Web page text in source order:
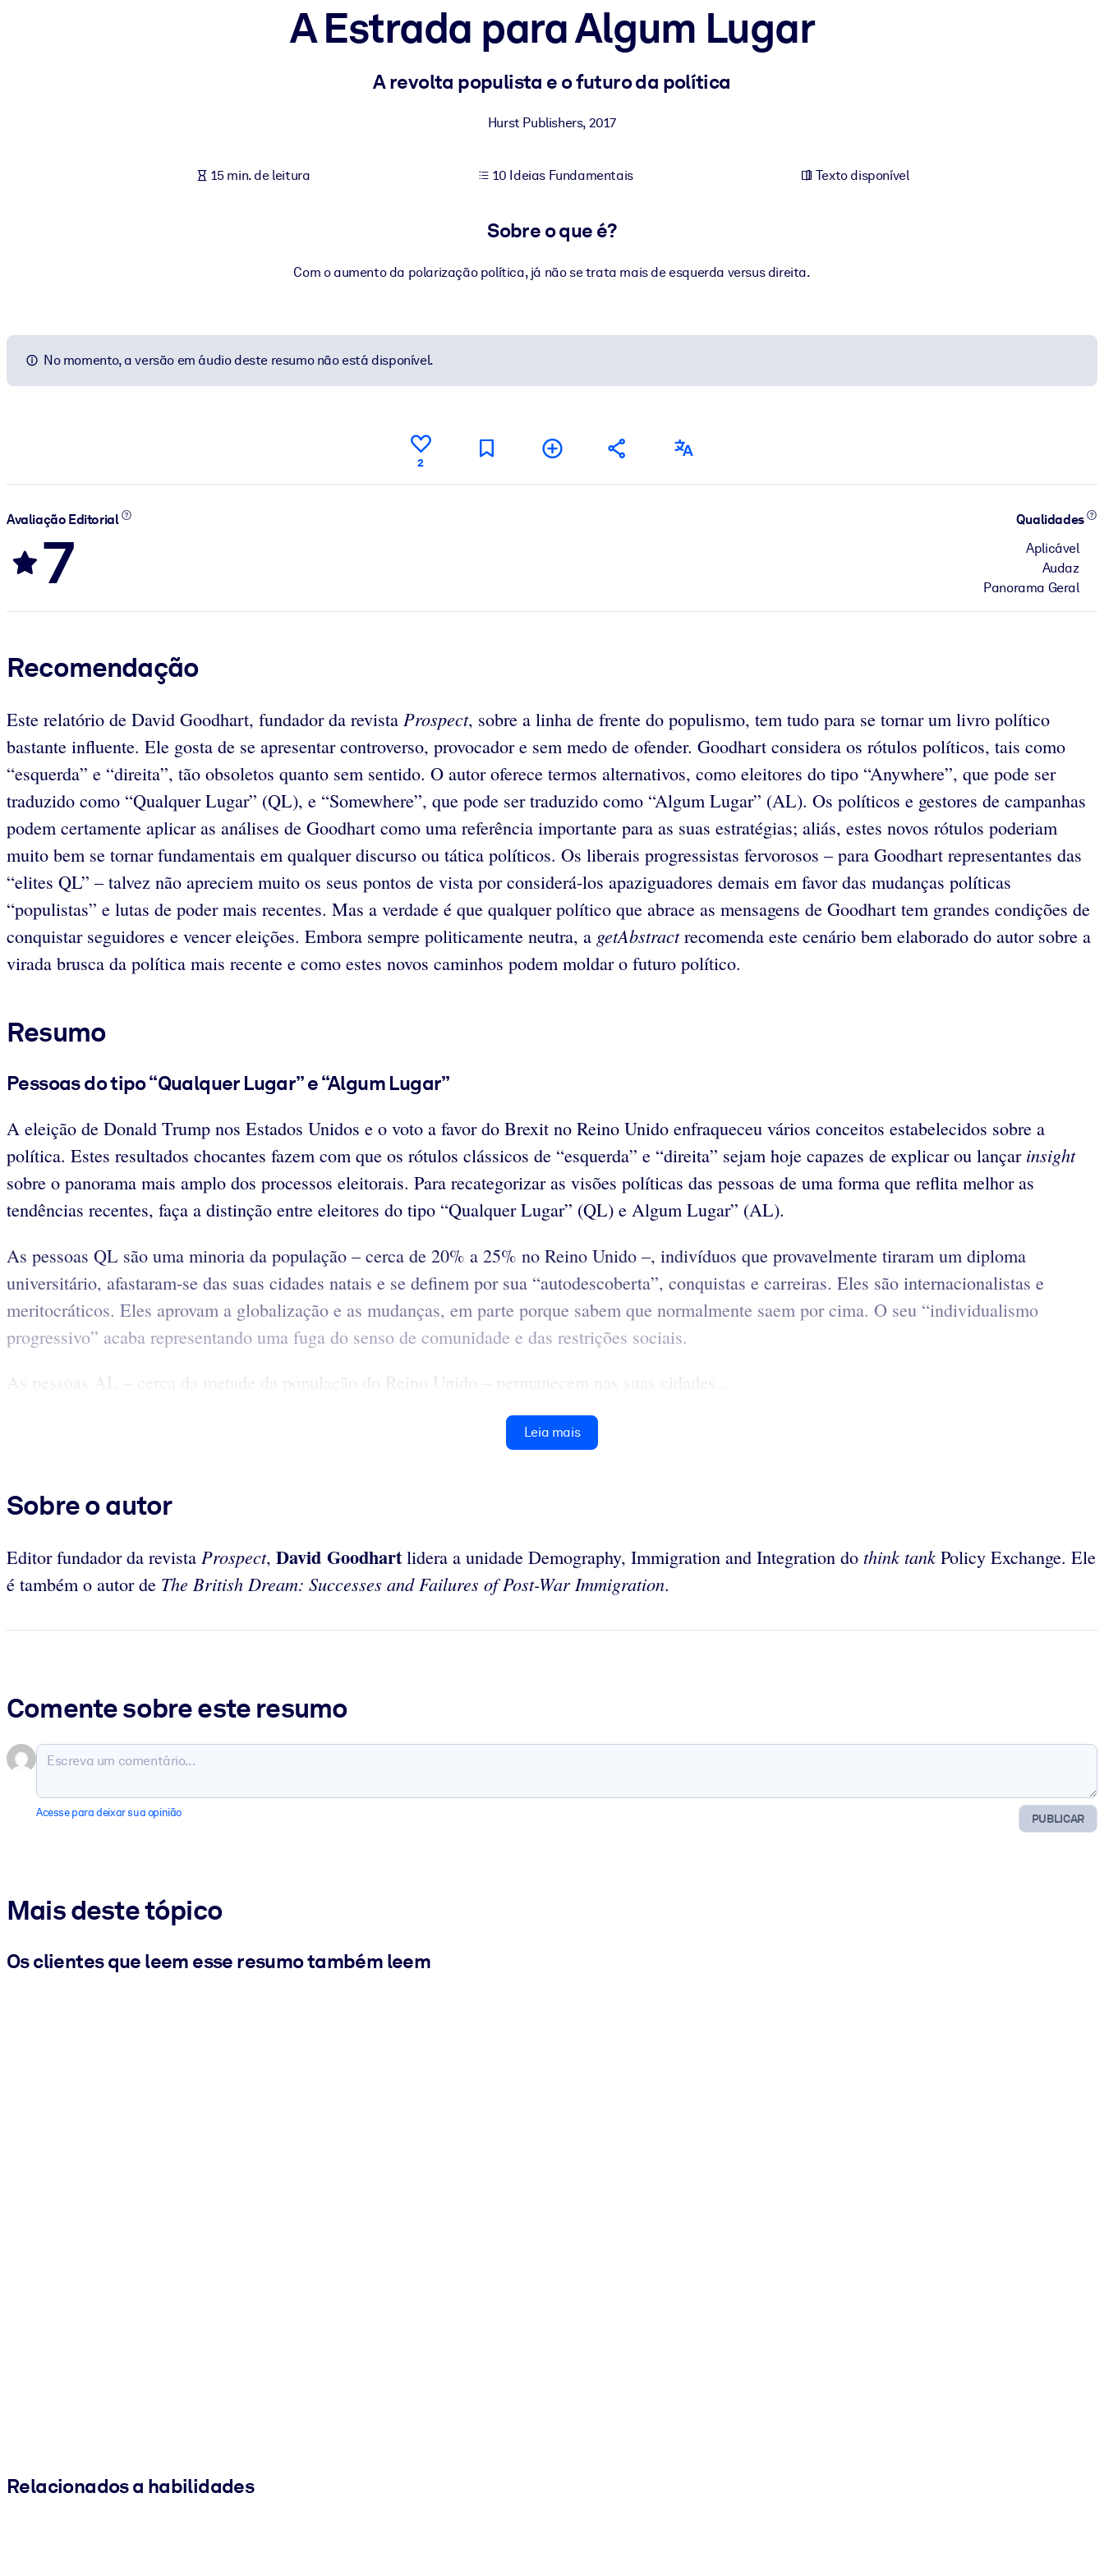
Enriqueça sua biblioteca corporativa com conhecimento de negócios confiável e pronto para uso.
Alimente seus sistemas de IA com conhecimento confiável e estruturado para melhorar os resultados.
A Estrada para Algum Lugar
A revolta populista e o futuro da política
Hurst Publishers, 2017
15 min. de leitura 10 Ideias Fundamentais Texto disponível
Sobre o que é?
Com o aumento da polarização política, já não se trata mais de esquerda versus direita.
No momento, a versão em áudio deste resumo não está disponível.
2
Avaliação Editorial
7
Qualidades
Aplicável
Audaz
Panorama Geral
Recomendação
Este relatório de David Goodhart, fundador da revista Prospect, sobre a linha de frente do populismo, tem tudo para se tornar um livro político
bastante influente. Ele gosta de se apresentar controverso, provocador e sem medo de ofender. Goodhart considera os rótulos políticos, tais como
“esquerda” e “direita”, tão obsoletos quanto sem sentido. O autor oferece termos alternativos, como eleitores do tipo “Anywhere”, que pode ser
traduzido como “Qualquer Lugar” (QL), e “Somewhere”, que pode ser traduzido como “Algum Lugar” (AL). Os políticos e gestores de campanhas
podem certamente aplicar as análises de Goodhart como uma referência importante para as suas estratégias; aliás, estes novos rótulos poderiam
muito bem se tornar fundamentais em qualquer discurso ou tática políticos. Os liberais progressistas fervorosos – para Goodhart representantes das
“elites QL” – talvez não apreciem muito os seus pontos de vista por considerá-los apaziguadores demais em favor das mudanças políticas
“populistas” e lutas de poder mais recentes. Mas a verdade é que qualquer político que abrace as mensagens de Goodhart tem grandes condições de
conquistar seguidores e vencer eleições. Embora sempre politicamente neutra, a getAbstractrecomenda este cenário bem elaborado do autor sobre a
virada brusca da política mais recente e como estes novos caminhos podem moldar o futuro político.
Resumo
Pessoas do tipo “Qualquer Lugar” e “Algum Lugar”
A eleição de Donald Trump nos Estados Unidos e o voto a favor do Brexit no Reino Unido enfraqueceu vários conceitos estabelecidos sobre a
política. Estes resultados chocantes fazem com que os rótulos clássicos de “esquerda” e “direita” sejam hoje capazes de explicar ou lançar insight
sobre o panorama mais amplo dos processos eleitorais. Para recategorizar as visões políticas das pessoas de uma forma que reflita melhor as
tendências recentes, faça a distinção entre eleitores do tipo “Qualquer Lugar” (QL) e Algum Lugar” (AL).
As pessoas QL são uma minoria da população – cerca de 20% a 25% no Reino Unido –, indivíduos que provavelmente tiraram um diploma
universitário, afastaram-se das suas cidades natais e se definem por sua “autodescoberta”, conquistas e carreiras. Eles são internacionalistas e
meritocráticos. Eles aprovam a globalização e as mudanças, em parte porque sabem que normalmente saem por cima. O seu “individualismo
progressivo” acaba representando uma fuga do senso de comunidade e das restrições sociais.
As pessoas AL – cerca da metade da população do Reino Unido – permanecem nas suas cidades...
Leia mais
Sobre o autor
Editor fundador da revista Prospect, David Goodhartlidera a unidade Demography, Immigration and Integration do think tank Policy Exchange. Ele
é também o autor de The British Dream: Successes and Failures of Post-War Immigration.
Comente sobre este resumo
PUBLICAR
Acesse para deixar sua opinião
Mais deste tópico
Os clientes que leem esse resumo também leem
Relacionados a habilidades